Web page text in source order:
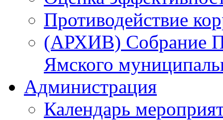
Противодействие
(АРХИВ) Собрание
Ямского
Администрация
Календарь